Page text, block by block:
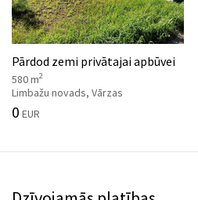
Pārdod zemi privātajai apbūvei
580 m2
Limbažu novads, Vārzas
0 EUR